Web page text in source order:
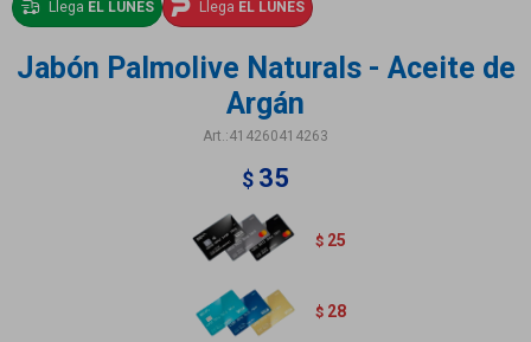
Llega EL LUNES Llega EL LUNES
Jabón Palmolive Naturals - Aceite de
Argán
414260414263
$ 35
$ 25
$ 28